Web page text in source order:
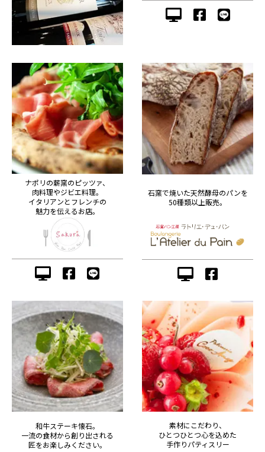
ナポリの薪窯のピッツァ、
肉料理やジビエ料理。
イタリアンとフレンチの
魅力を伝えるお店。
石窯で焼いた天然酵母のパンを
50種類以上販売。
和牛ステーキ懐石。
一流の食材から創り出される
匠をお楽しみください。
素材にこだわり、
ひとつひとつ心を込めた
手作りパティスリー